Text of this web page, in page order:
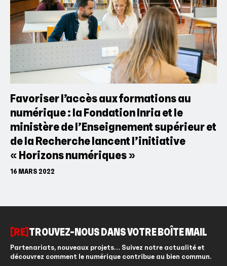
Favoriser l’accès aux formations au
numérique : la Fondation Inria et le
ministère de l’Enseignement supérieur et
de la Recherche lancent l’initiative
« Horizons numériques »
16 MARS 2022
[RE] TROUVEZ-NOUS DANS VOTRE BOÎTE MAIL
Partenariats, nouveaux projets… Suivez notre actualité et
découvrez comment le numérique contribue au bien commun.